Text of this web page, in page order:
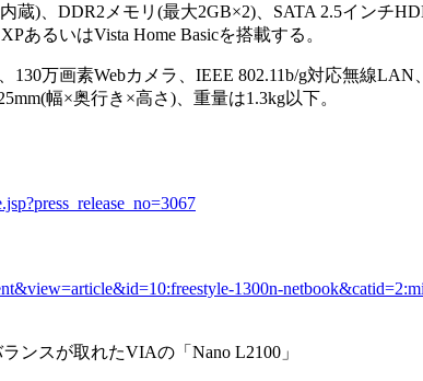
蔵)、DDR2メモリ(最大2GB×2)、SATA 2.5インチ
あるいはVista Home Basicを搭載する。
万画素Webカメラ、IEEE 802.11b/g対応無線LAN
幅×奥行き×高さ)、重量は1.3kg以下。
1300n-
ンスが取れたVIAの「Nano L2100」